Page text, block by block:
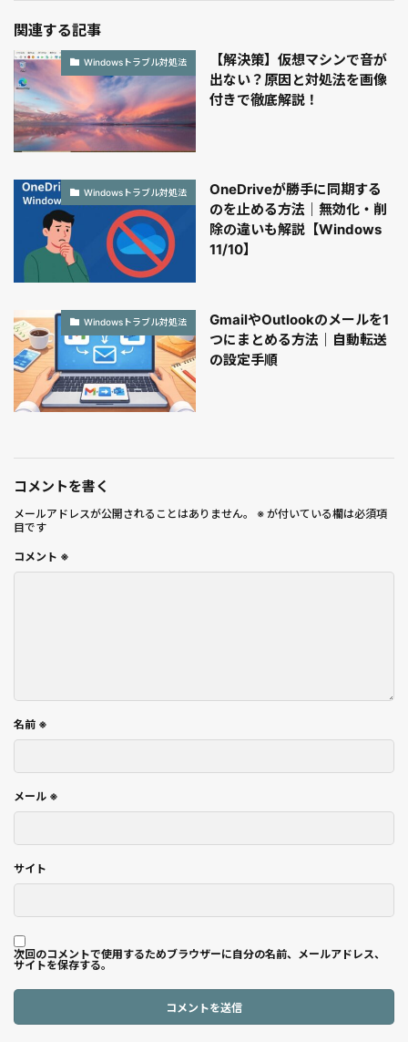
関連する記事
Windowsトラブル対処法
【解決策】仮想マシンで音が
出ない？原因と対処法を画像
付きで徹底解説！
Windowsトラブル対処法
OneDriveが勝手に同期する
のを止める方法｜無効化・削
除の違いも解説【Windows
11/10】
Windowsトラブル対処法
GmailやOutlookのメールを1
つにまとめる方法｜自動転送
の設定手順
コメントを書く
メールアドレスが公開されることはありません。 ※ が付いている欄は必須項
目です
コメント ※
名前 ※
メール ※
サイト
次回のコメントで使用するためブラウザーに自分の名前、メールアドレス、
サイトを保存する。